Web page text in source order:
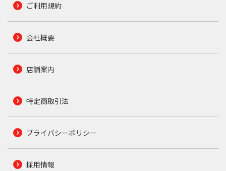
ご利用規約
会社概要
店舗案内
特定商取引法
プライバシーポリシー
採用情報